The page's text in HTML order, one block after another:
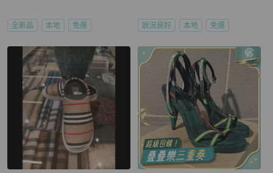
全新品 本地 免運 狀況良好 本地 免運